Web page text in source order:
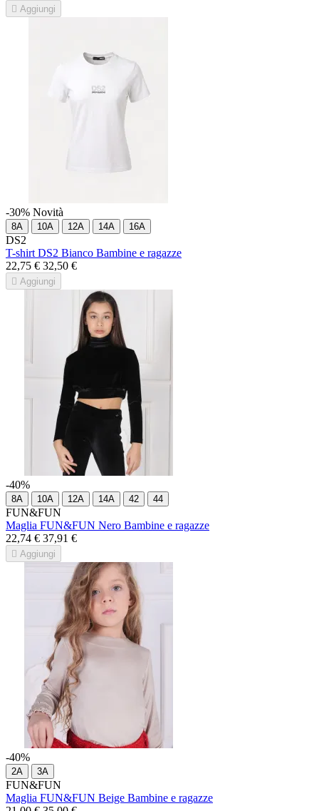
 Aggiungi
-30% Novità
8A 10A 12A 14A 16A
DS2
T-shirt DS2 Bianco Bambine e ragazze
22,75 € 32,50 €
 Aggiungi
-40%
8A 10A 12A 14A 42 44
FUN&FUN
Maglia FUN&FUN Nero Bambine e ragazze
22,74 € 37,91 €
 Aggiungi
-40%
2A 3A
FUN&FUN
Maglia FUN&FUN Beige Bambine e ragazze